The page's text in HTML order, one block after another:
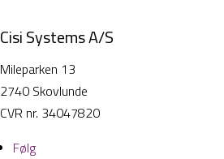
Cisi Systems A/S
Mileparken 13
2740 Skovlunde
CVR nr. 34047820
Følg